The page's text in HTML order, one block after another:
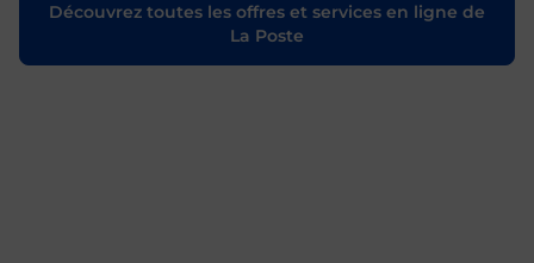
Découvrez toutes les offres et services en ligne de
La Poste